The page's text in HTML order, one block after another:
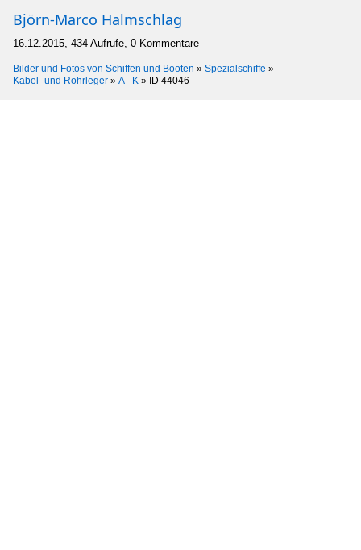
Björn-Marco Halmschlag
16.12.2015, 434 Aufrufe, 0 Kommentare
Bilder und Fotos von Schiffen und Booten » Spezialschiffe »
Kabel- und Rohrleger » A - K » ID 44046